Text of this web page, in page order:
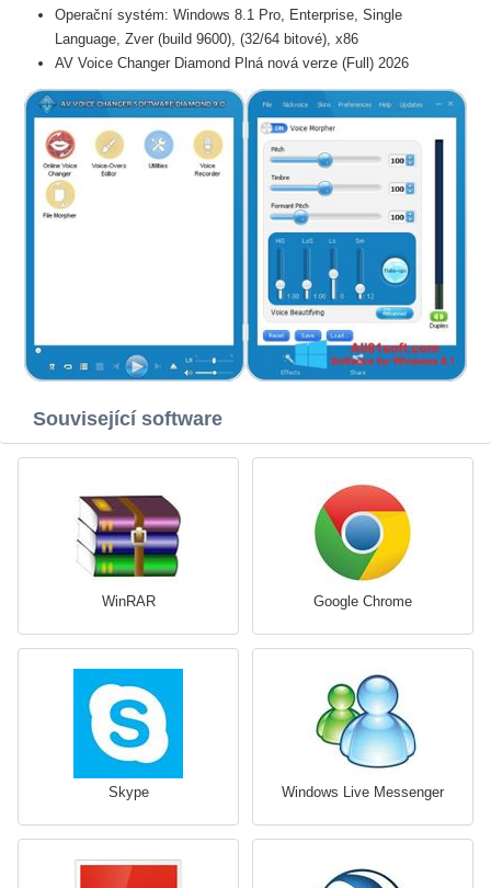
Operační systém: Windows 8.1 Pro, Enterprise, Single
Language, Zver (build 9600), (32/64 bitové), x86
AV Voice Changer Diamond Plná nová verze (Full) 2026
Související software
WinRAR Google Chrome
Skype Windows Live Messenger